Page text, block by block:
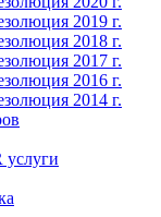
2019 г.
2018 г.
2017 г.
2016 г.
2014 г.
услуги